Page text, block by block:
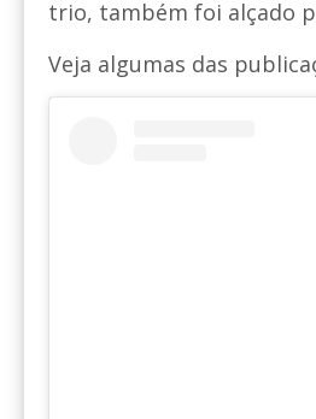
trio, também foi alçado
Veja algumas das